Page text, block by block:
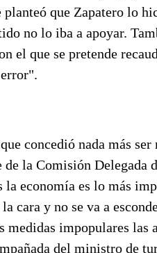
planteó que Zapatero lo
no lo iba a apoyar.
el que se pretende
concedió nada más
la Comisión Delegada
economía es lo más
cara y no se va a
medidas impopulares las
del ministro de